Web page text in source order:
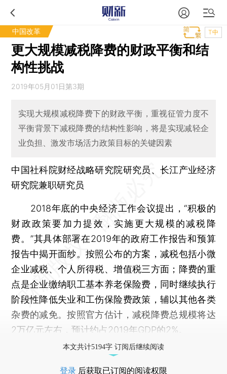
中国改革 T中
更大规模减税降费的财政平衡和结
构性挑战
2019年05月01日第3期
实现大规模减税降费下的财政平衡，重视征管力度不
平衡背景下减税降费的结构性影响，将是实现减轻企
业负担、激发市场活力政策目标的关键因素
中国社科院财经战略研究院研究员、长江产业经济
研究院兼职研究员
2018年底的中央经济工作会议提出，“积极的
财政政策要加力提效，实施更大规模的减税降
费。”其具体部署在2019年的政府工作报告和预算
报告中揭开面纱。按照公布的方案，减税包括小微
企业减税、个人所得税、增值税三方面；降费的重
点是企业缴纳职工基本养老保险费，同时继续执行
阶段性降低失业和工伤保险费政策，辅以其他各类
杂费的减免。按照官方估计，减税降费总规模将达
2万亿元左右，预计约占2019年GDP的2%。
本文共计5194字 订阅后继续阅读
登录 后获取已订阅的阅读权限